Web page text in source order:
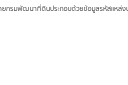
รมพัฒนาที่ดินประกอบด้วยข้อมูลรหัสแหล่ง